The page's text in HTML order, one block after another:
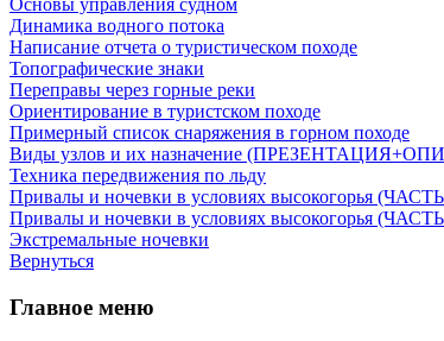
Основы управления судном
Динамика водного потока
Написание отчета о туристическом походе
Топографические знаки
Переправы через горные реки
Ориентирование в туристском походе
Примерный список снаряжения в горном походе
Виды узлов и их назначение
Техника передвижения по льду
Привалы и ночевки в условиях высокогорья
Привалы и ночевки в условиях высокогорья
Экстремальные ночевки
Вернуться
Главное меню